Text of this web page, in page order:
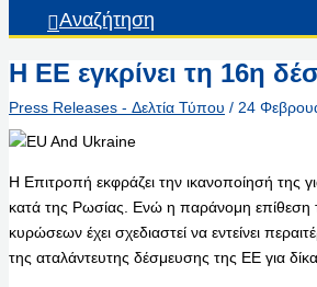
Αναζήτηση
Η ΕΕ εγκρίνει τη 16η
Press Releases - Δελτία Τύπου / 24
Η Επιτροπή εκφράζει την ικανοποίησή της
κατά της Ρωσίας. Ενώ η παράνομη επίθεση
κυρώσεων έχει σχεδιαστεί να εντείνει
της αταλάντευτης δέσμευσης της ΕΕ για